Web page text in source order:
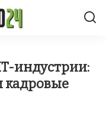
индустрии:
кадровые